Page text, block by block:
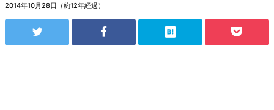
2014年10月28日（約12年経過）